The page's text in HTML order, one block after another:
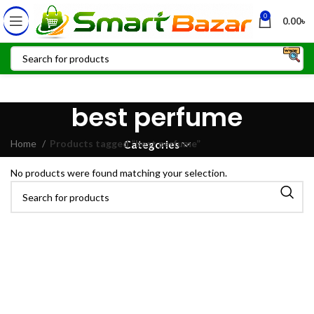
0 0.00৳
best perfume
Categories
Home Products tagged “best perfume”
No products were found matching your selection.